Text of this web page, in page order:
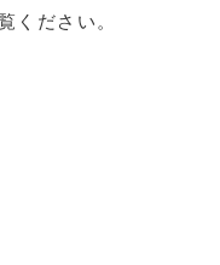
ください。